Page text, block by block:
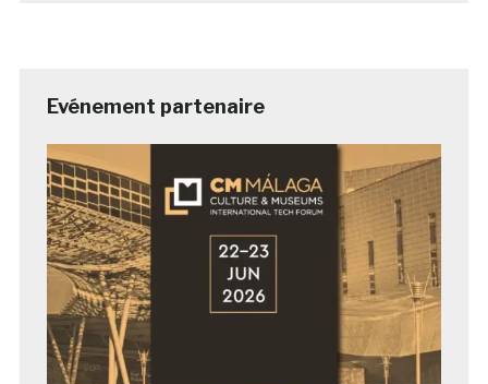
Evénement partenaire